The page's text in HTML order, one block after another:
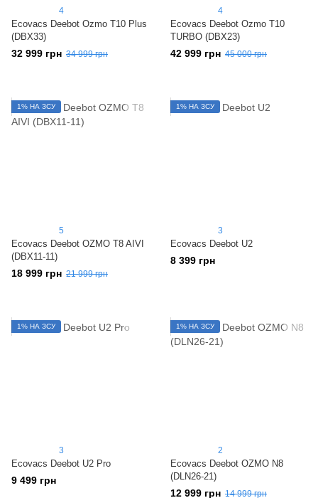
4
Ecovacs Deebot Ozmo T10 Plus
(DBX33)
32 999 грн 34 999 грн
4
Ecovacs Deebot Ozmo T10
TURBO (DBX23)
42 999 грн 45 000 грн
1% НА ЗСУ
5
Ecovacs Deebot OZMO T8 AIVI
(DBX11-11)
18 999 грн 21 999 грн
1% НА ЗСУ
3
Ecovacs Deebot U2
8 399 грн
1% НА ЗСУ
3
Ecovacs Deebot U2 Pro
9 499 грн
1% НА ЗСУ
2
Ecovacs Deebot OZMO N8
(DLN26-21)
12 999 грн 14 999 грн